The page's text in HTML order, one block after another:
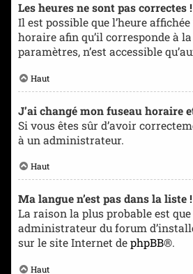
Les heures ne sont pas correctes !
Il est possible que l’heure
horaire afin qu’il corresponde à
paramètres, n’est accessible
Haut
J’ai changé mon fuseau horaire
Si vous êtes sûr d’avoir
à un administrateur.
Haut
Ma langue n’est pas dans la liste !
La raison la plus probable est
administrateur du forum
sur le site Internet de phpBB®.
Haut